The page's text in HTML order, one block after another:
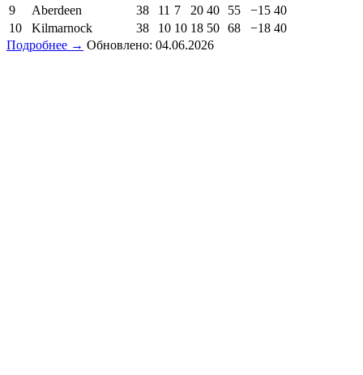
9
Aberdeen 38 11 7 20 40 55 −15 40
10
Kilmarnock 38 10 10 18 50 68 −18 40
Подробнее → Обновлено: 04.06.2026